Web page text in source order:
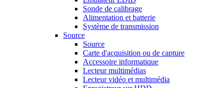
Sonde de calibrage
Alimentation et batterie
Système de transmission
Source
Source
Carte d'acquisition ou de capture
Accessoire informatique
Lecteur multimédias
Lecteur vidéo et multimédia